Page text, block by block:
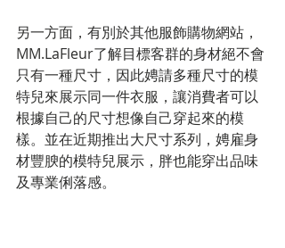
另一方面，有別於其他服飾購物網站，
MM.LaFleur了解目標客群的身材絕不會
只有一種尺寸，因此娉請多種尺寸的模
特兒來展示同一件衣服，讓消費者可以
根據自己的尺寸想像自己穿起來的模
樣。並在近期推出大尺寸系列，娉雇身
材豐腴的模特兒展示，胖也能穿出品味
及專業俐落感。